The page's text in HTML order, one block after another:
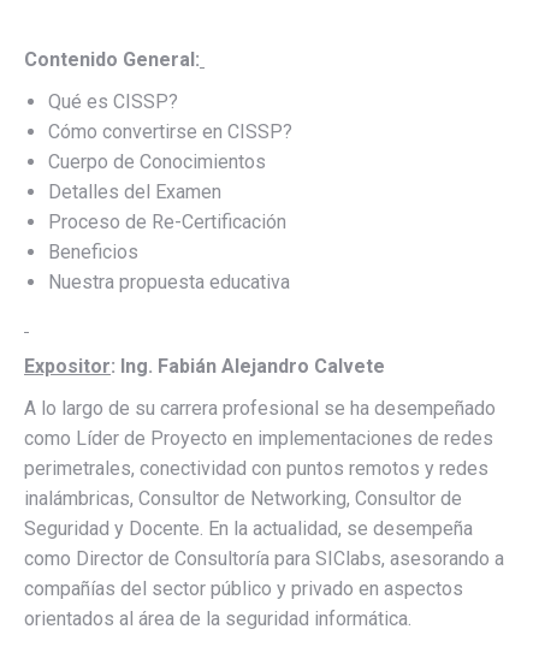
Contenido General:
Qué es CISSP?
Cómo convertirse en CISSP?
Cuerpo de Conocimientos
Detalles del Examen
Proceso de Re-Certificación
Beneficios
Nuestra propuesta educativa
Expositor: Ing. Fabián Alejandro Calvete
A lo largo de su carrera profesional se ha desempeñado
como Líder de Proyecto en implementaciones de redes
perimetrales, conectividad con puntos remotos y redes
inalámbricas, Consultor de Networking, Consultor de
Seguridad y Docente. En la actualidad, se desempeña
como Director de Consultoría para SIClabs, asesorando a
compañías del sector público y privado en aspectos
orientados al área de la seguridad informática.